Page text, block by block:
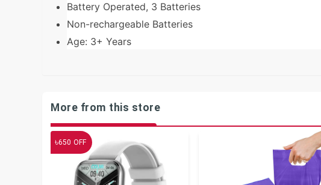
Battery Operated, 3 Batteries
Non-rechargeable Batteries
Age: 3+ Years
More from this store
৳650 OFF